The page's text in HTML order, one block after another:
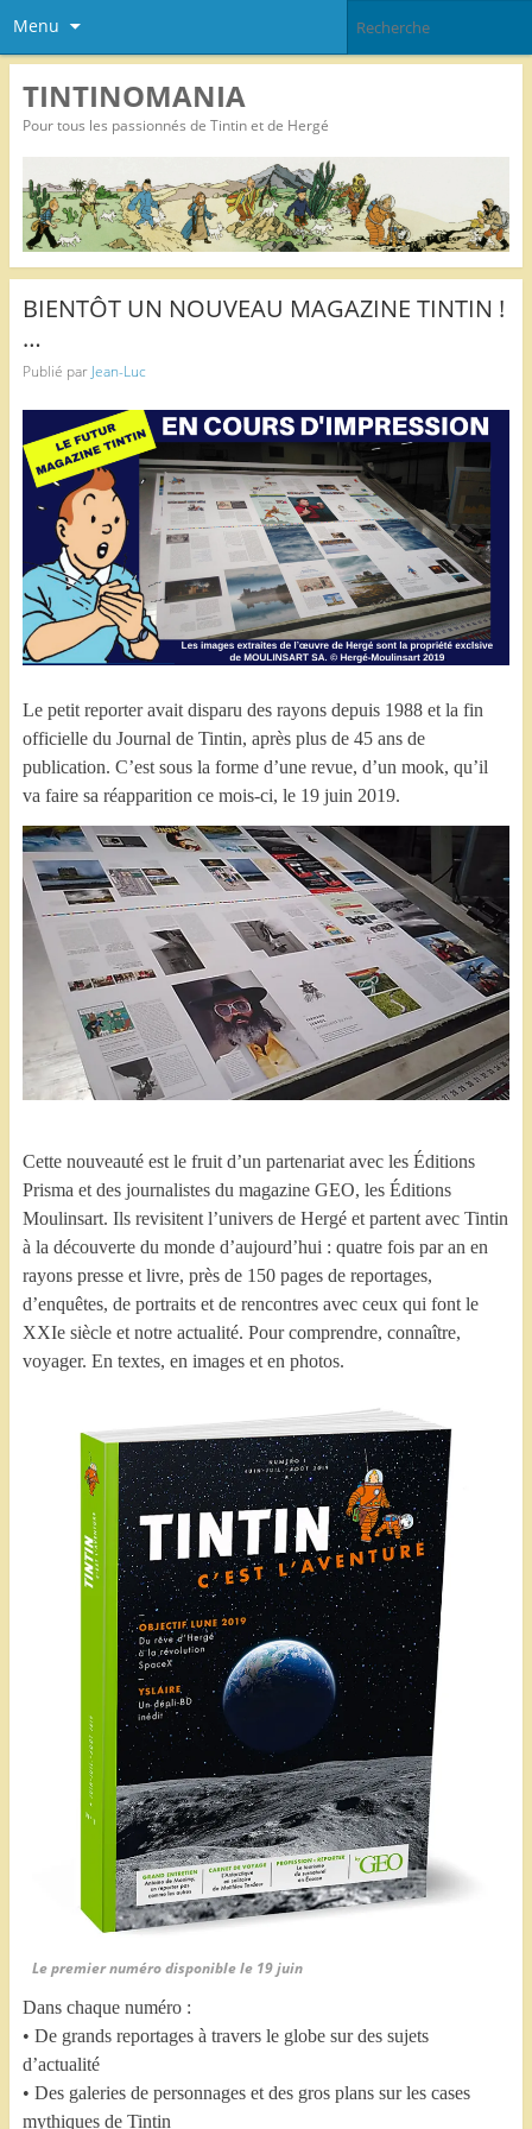
Menu
TINTINOMANIA
Pour tous les passionnés de Tintin et de Hergé
BIENTÔT UN NOUVEAU MAGAZINE TINTIN !
…
Publié par Jean-Luc
Le petit reporter avait disparu des rayons depuis 1988 et la fin
officielle du Journal de Tintin, après plus de 45 ans de
publication. C’est sous la forme d’une revue, d’un mook, qu’il
va faire sa réapparition ce mois-ci, le 19 juin 2019.
Cette nouveauté est le fruit d’un partenariat avec les Éditions
Prisma et des journalistes du magazine GEO, les Éditions
Moulinsart. Ils revisitent l’univers de Hergé et partent avec Tintin
à la découverte du monde d’aujourd’hui : quatre fois par an en
rayons presse et livre, près de 150 pages de reportages,
d’enquêtes, de portraits et de rencontres avec ceux qui font le
XXIe siècle et notre actualité. Pour comprendre, connaître,
voyager. En textes, en images et en photos.
Le premier numéro disponible le 19 juin
Dans chaque numéro :
• De grands reportages à travers le globe sur des sujets
d’actualité
• Des galeries de personnages et des gros plans sur les cases
mythiques de Tintin